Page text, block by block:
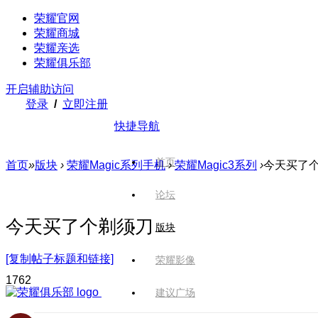
荣耀官网
荣耀商城
荣耀亲选
荣耀俱乐部
开启辅助访问
登录 / 立即注册
快捷导航
首页
论坛
版块
荣耀影像
建议广场
首页»版块 › 荣耀Magic系列手机 › 荣耀Magic3系列 ›今天买了
今天买了个剃须刀
[复制帖子标题和链接]
1762